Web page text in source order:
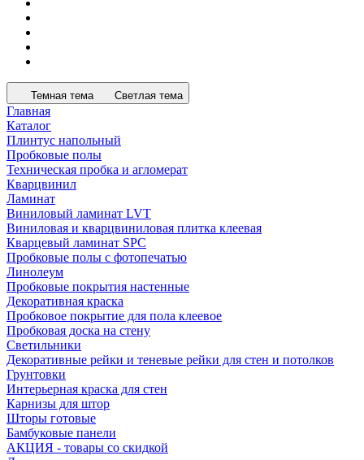
Темная тема Светлая тема
Главная
Каталог
Плинтус напольный
Пробковые полы
Техническая пробка и агломерат
Кварцвинил
Ламинат
Виниловый ламинат LVT
Виниловая и кварцвиниловая плитка клеевая
Кварцевый ламинат SPC
Пробковые полы с фотопечатью
Линолеум
Пробковые покрытия настенные
Декоративная краска
Пробковое покрытие для пола клеевое
Пробковая доска на стену
Светильники
Декоративные рейки и теневые рейки для стен и потолков
Грунтовки
Интерьерная краска для стен
Карнизы для штор
Шторы готовые
Бамбуковые панели
АКЦИЯ - товары со скидкой